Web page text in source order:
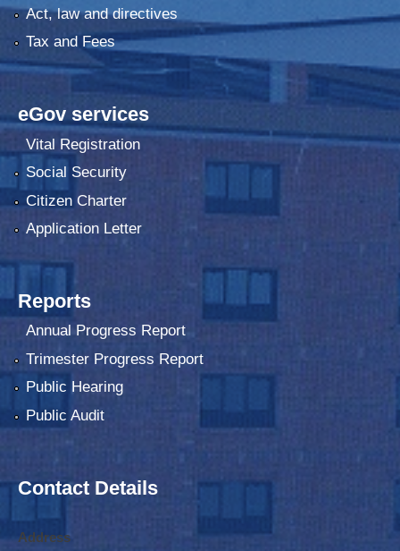
Act, law and directives
Tax and Fees
eGov services
Vital Registration
Social Security
Citizen Charter
Application Letter
Reports
Annual Progress Report
Trimester Progress Report
Public Hearing
Public Audit
Contact Details
Address